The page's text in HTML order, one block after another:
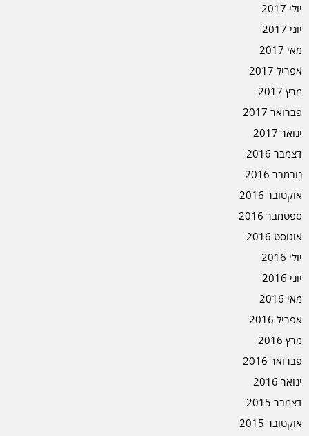
יולי 2017
יוני 2017
מאי 2017
אפריל 2017
מרץ 2017
פברואר 2017
ינואר 2017
דצמבר 2016
נובמבר 2016
אוקטובר 2016
ספטמבר 2016
אוגוסט 2016
יולי 2016
יוני 2016
מאי 2016
אפריל 2016
מרץ 2016
פברואר 2016
ינואר 2016
דצמבר 2015
אוקטובר 2015